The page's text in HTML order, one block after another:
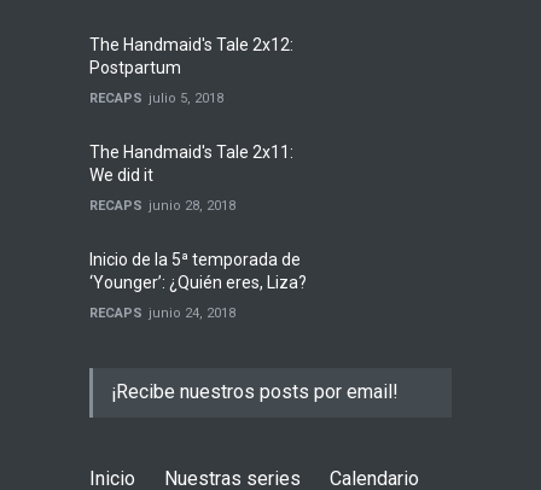
The Handmaid's Tale 2x12:
Postpartum
RECAPS julio 5, 2018
The Handmaid's Tale 2x11:
We did it
RECAPS junio 28, 2018
Inicio de la 5ª temporada de
‘Younger’: ¿Quién eres, Liza?
RECAPS junio 24, 2018
¡Recibe nuestros posts por email!
Inicio Nuestras series Calendario